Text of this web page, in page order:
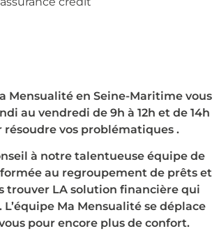
Mensualité en Seine-Maritime vous
au vendredi de 9h à 12h et de 14h
résoudre vos problématiques .
à notre talentueuse équipe de
au regroupement de prêts et
trouver LA solution financière qui
Ma Mensualité se déplace
pour encore plus de confort.